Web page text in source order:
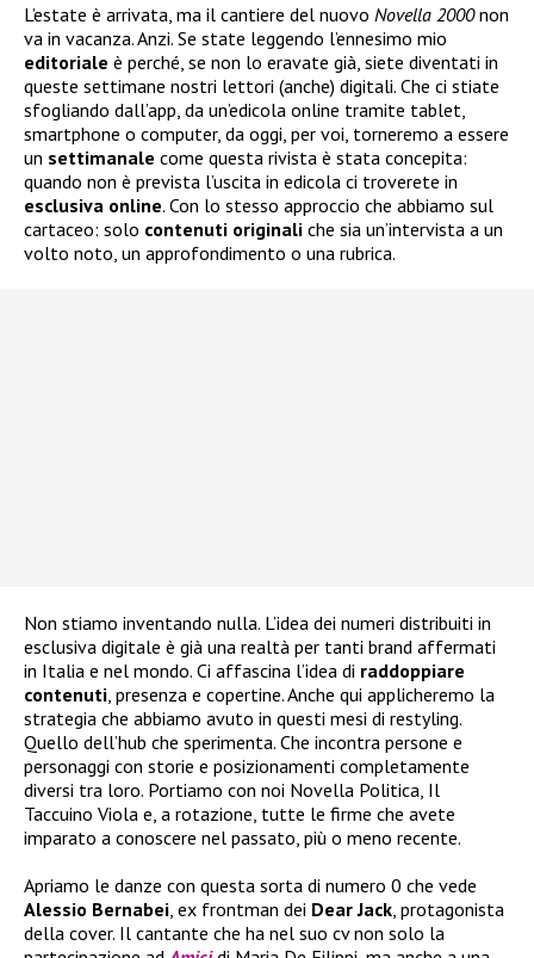
L’estate è arrivata, ma il cantiere del nuovo Novella 2000non
va in vacanza. Anzi. Se state leggendo l’ennesimo mio
editoriale è perché, se non lo eravate già, siete diventati in
queste settimane nostri lettori (anche) digitali. Che ci stiate
sfogliando dall’app, da un’edicola online tramite tablet,
smartphone o computer, da oggi, per voi, torneremo a essere
un settimanale come questa rivista è stata concepita:
quando non è prevista l’uscita in edicola ci troverete in
esclusiva online. Con lo stesso approccio che abbiamo sul
cartaceo: solo contenuti originali che sia un’intervista a un
volto noto, un approfondimento o una rubrica.
Non stiamo inventando nulla. L’idea dei numeri distribuiti in
esclusiva digitale è già una realtà per tanti brand affermati
in Italia e nel mondo. Ci affascina l’idea di raddoppiare
contenuti , presenza e copertine. Anche qui applicheremo la
strategia che abbiamo avuto in questi mesi di restyling.
Quello dell’hub che sperimenta. Che incontra persone e
personaggi con storie e posizionamenti completamente
diversi tra loro. Portiamo con noi Novella Politica, Il
Taccuino Viola e, a rotazione, tutte le firme che avete
imparato a conoscere nel passato, più o meno recente.
Apriamo le danze con questa sorta di numero 0 che vede
Alessio Bernabei , ex frontman dei Dear Jack , protagonista
della cover. Il cantante che ha nel suo cv non solo la